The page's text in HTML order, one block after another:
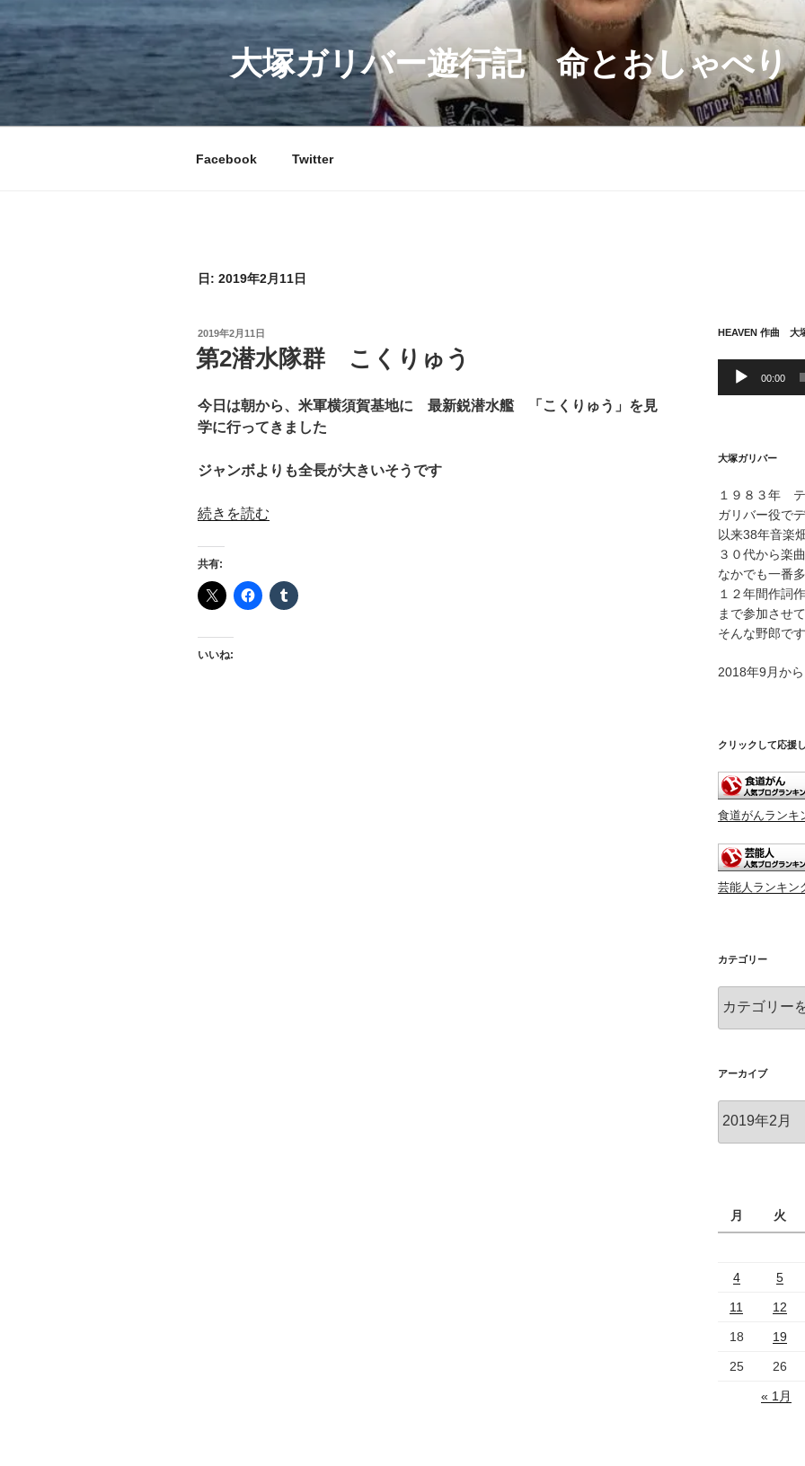
コ
ン
テ
ン
大塚ガリバー遊行記 命とおしゃべり
Facebook Twitter
日: 2019年2月11日
投
稿
日:
2019年2月11日
第2潜水隊群 こくりゅう
今日は朝から、米軍横須賀基地に 最新鋭潜水艦 「こくりゅう」を見
学に行ってきました
ジャンボよりも全長が大きいそうです
“第
潜
隊
こ
く
続きを読む
共有:
いいね:
HEAVEN 作曲 大
ヤ
00:00
大塚ガリバー
１９８３年 テ
ガリバー役で
以来38年音楽
３０代から楽
なかでも一番
１２年間作詞
まで参加させ
そんな野郎です
2018年9月か
クリックして応援
食道がんランキ
芸能人ランキン
カテゴリー
テ
ゴ
ー
アーカイブ
ー
カ
月
火
4 5
11 12
18 19
25 26
« 1月